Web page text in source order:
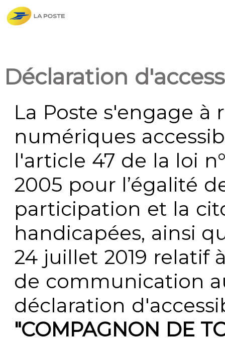
Déclaration
La Poste s'engage à
numériques
l'article 47 de la loi
2005 pour l’égalité
participation et la
handicapées, ainsi
24 juillet 2019 relatif
de communication
déclaration
"COMPAGNON DE